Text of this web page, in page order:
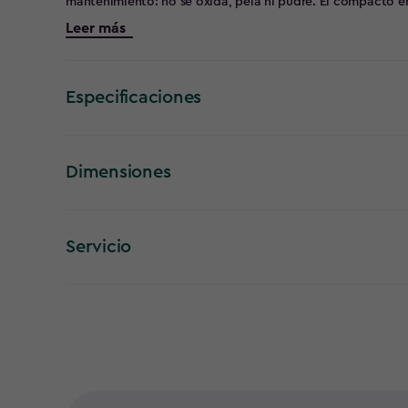
llevárselo a casa en su automóvil, sin necesidad de
Leer más
Especificaciones
Dimensiones
Servicio